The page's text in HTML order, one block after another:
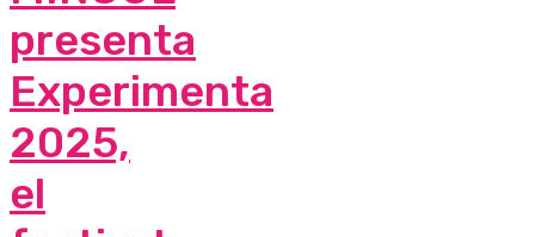
presenta
Experimenta
2025,
el